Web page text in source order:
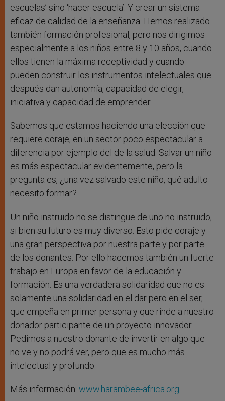
escuelas’ sino ‘hacer escuela’. Y crear un sistema
eficaz de calidad de la enseñanza. Hemos realizado
también formación profesional, pero nos dirigimos
especialmente a los niños entre 8 y 10 años, cuando
ellos tienen la máxima receptividad y cuando
pueden construir los instrumentos intelectuales que
después dan autonomía, capacidad de elegir,
iniciativa y capacidad de emprender.
Sabemos que estamos haciendo una elección que
requiere coraje, en un sector poco espectacular a
diferencia por ejemplo del de la salud. Salvar un niño
es más espectacular evidentemente, pero la
pregunta es, ¿una vez salvado este niño, qué adulto
necesito formar?
Un niño instruido no se distingue de uno no instruido,
si bien su futuro es muy diverso. Esto pide coraje y
una gran perspectiva por nuestra parte y por parte
de los donantes. Por ello hacemos también un fuerte
trabajo en Europa en favor de la educación y
formación. Es una verdadera solidaridad que no es
solamente una solidaridad en el dar pero en el ser,
que empeña en primer persona y que rinde a nuestro
donador participante de un proyecto innovador.
Pedimos a nuestro donante de invertir en algo que
no ve y no podrá ver, pero que es mucho más
intelectual y profundo.
Más información: www.harambee-africa.org